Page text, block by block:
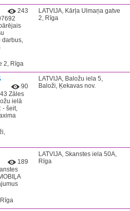
243
darbus,
2, Rīga
LATVIJA, Kārļa Ulmaņa gatve
2, Rīga
90
Zāles
ielā
- šeit,
LATVIJA, Baložu iela 5,
Baloži, Ķekavas nov.
189
LATVIJA, Skanstes iela 50A,
Rīga